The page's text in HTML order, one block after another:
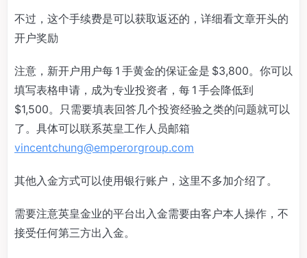
不过，这个手续费是可以获取返还的，详细看文章开头的
开户奖励
注意，新开户用户每 1 手黄金的保证金是 $3,800。你可以
填写表格申请，成为专业投资者，每 1 手会降低到
$1,500。只需要填表回答几个投资经验之类的问题就可以
了。具体可以联系英皇工作人员邮箱
vincentchung@emperorgroup.com
其他入金方式可以使用银行账户，这里不多加介绍了。
需要注意英皇金业的平台出入金需要由客户本人操作，不
接受任何第三方出入金。